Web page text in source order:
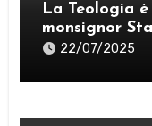
La Teologia
monsignor
pensiero per
22/07/2025